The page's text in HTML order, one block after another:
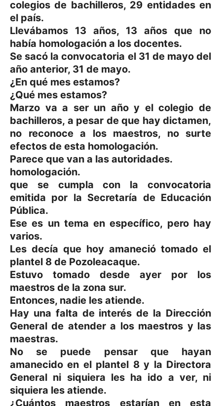
colegios de bachilleros, 29 entidades en
el país.
Llevábamos 13 años, 13 años que no
había homologación a los docentes.
Se sacó la convocatoria el 31 de mayo del
año anterior, 31 de mayo.
¿En qué mes estamos?
¿Qué mes estamos?
Marzo va a ser un año y el colegio de
bachilleros, a pesar de que hay dictamen,
no reconoce a los maestros, no surte
efectos de esta homologación.
Parece que van a las autoridades.
homologación.
que se cumpla con la convocatoria
emitida por la Secretaría de Educación
Pública.
Ese es un tema en específico, pero hay
varios.
Les decía que hoy amaneció tomado el
plantel 8 de Pozoleacaque.
Estuvo tomado desde ayer por los
maestros de la zona sur.
Entonces, nadie les atiende.
Hay una falta de interés de la Dirección
General de atender a los maestros y las
maestras.
No se puede pensar que hayan
amanecido en el plantel 8 y la Directora
General ni siquiera les ha ido a ver, ni
siquiera les atiende.
¿Cuántos maestros estarían en esta